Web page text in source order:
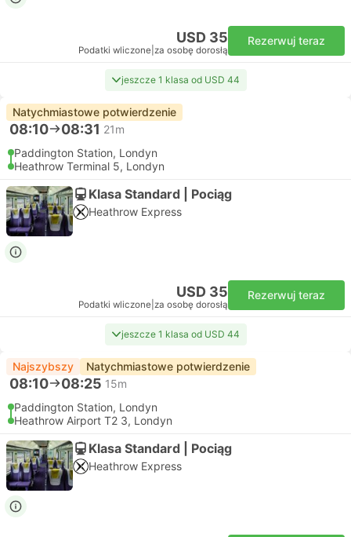
USD 35
Podatki wliczone za osobę dorosłą
Rezerwuj teraz
jeszcze 1 klasa od USD 44
Natychmiastowe potwierdzenie
08:10 08:31 21m
Paddington Station, Londyn
Heathrow Terminal 5, Londyn
Klasa Standard | Pociąg
Heathrow Express
USD 35
Podatki wliczone za osobę dorosłą
Rezerwuj teraz
jeszcze 1 klasa od USD 44
Najszybszy Natychmiastowe potwierdzenie
08:10 08:25 15m
Paddington Station, Londyn
Heathrow Airport T2 3, Londyn
Klasa Standard | Pociąg
Heathrow Express